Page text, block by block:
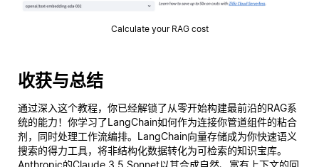
Calculate your RAG cost
收获与总结
通过深入这个教程，你已经解锁了从零开始构建最前沿的RAG系
统的能力！你学习了LangChain如何作为连接你管道组件的粘合
剂，同时处理工作流编排。LangChain向量存储成为你快速语义
搜索的得力工具，将非结构化数据转化为可检索的知识宝库。
Anthropic的Claude 3.5 Sonnet以其合成自然、富有上下文的回